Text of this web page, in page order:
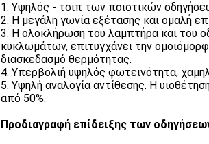
1. Υψηλός - τσιπ των ποιοτικών
2. Η μεγάλη γωνία εξέτασης και ομαλή
3. Η ολοκλήρωση του λαμπτήρα και του
κυκλωμάτων, επιτυγχάνει την
διασκεδασμό θερμότητας.
4. Υπερβολιή υψηλός φωτεινότητα,
5. Υψηλή αναλογία αντίθεσης. Η
από 50%.
Προδιαγραφή επίδειξης των